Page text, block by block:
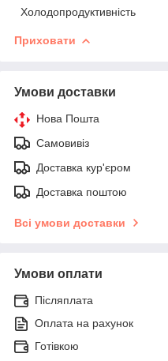
Холодопродуктивність
Приховати
Умови доставки
Нова Пошта
Самовивіз
Доставка кур'єром
Доставка поштою
Всі умови доставки
Умови оплати
Післяплата
Оплата на рахунок
Готівкою